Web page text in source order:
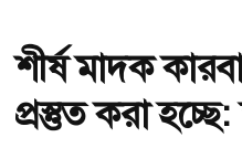
শীর্ষ মাদক
প্রস্তুত করা হচ্ছে: